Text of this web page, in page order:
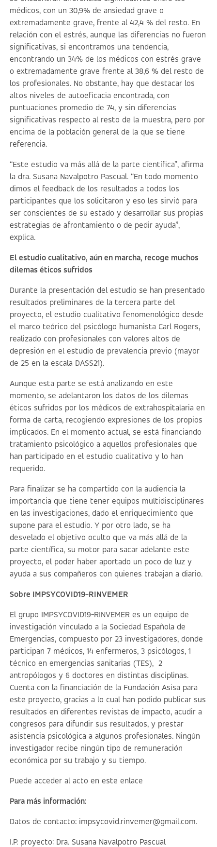
médicos, con un 30,9% de ansiedad grave o
extremadamente grave, frente al 42,4 % del resto. En
relación con el estrés, aunque las diferencias no fueron
significativas, si encontramos una tendencia,
encontrando un 34% de los médicos con estrés grave
o extremadamente grave frente al 38,6 % del resto de
los profesionales. No obstante, hay que destacar los
altos niveles de autoeficacia encontrada, con
puntuaciones promedio de 74, y sin diferencias
significativas respecto al resto de la muestra, pero por
encima de la población general de la que se tiene
referencia.
“Este estudio va más allá de la parte científica”, afirma
la dra. Susana Navalpotro Pascual. “En todo momento
dimos el feedback de los resultados a todos los
participantes que los solicitaron y eso les sirvió para
ser conscientes de su estado y desarrollar sus propias
estrategias de afrontamiento o de pedir ayuda”,
explica.
El estudio cualitativo, aún en marcha, recoge muchos
dilemas éticos sufridos
Durante la presentación del estudio se han presentado
resultados preliminares de la tercera parte del
proyecto, el estudio cualitativo fenomenológico desde
el marco teórico del psicólogo humanista Carl Rogers,
realizado con profesionales con valores altos de
depresión en el estudio de prevalencia previo (mayor
de 25 en la escala DASS21).
Aunque esta parte se está analizando en este
momento, se adelantaron los datos de los dilemas
éticos sufridos por los médicos de extrahospitalaria en
forma de carta, recogiendo expresiones de los propios
implicados. En el momento actual, se está financiando
tratamiento psicológico a aquellos profesionales que
han participado en el estudio cualitativo y lo han
requerido.
Para finalizar se ha compartido con la audiencia la
importancia que tiene tener equipos multidisciplinares
en las investigaciones, dado el enriquecimiento que
supone para el estudio. Y por otro lado, se ha
desvelado el objetivo oculto que va más allá de la
parte científica, su motor para sacar adelante este
proyecto, el poder haber aportado un poco de luz y
ayuda a sus compañeros con quienes trabajan a diario.
Sobre IMPSYCOVID19-RINVEMER
El grupo IMPSYCOVID19-RINVEMER es un equipo de
investigación vinculado a la Sociedad Española de
Emergencias, compuesto por 23 investigadores, donde
participan 7 médicos, 14 enfermeros, 3 psicólogos, 1
técnico en emergencias sanitarias (TES), 2
antropólogos y 6 doctores en distintas disciplinas.
Cuenta con la financiación de la Fundación Asisa para
este proyecto, gracias a lo cual han podido publicar sus
resultados en diferentes revistas de impacto, acudir a
congresos para difundir sus resultados, y prestar
asistencia psicológica a algunos profesionales. Ningún
investigador recibe ningún tipo de remuneración
económica por su trabajo y su tiempo.
Puede acceder al acto en este enlace
Para más información:
Datos de contacto: impsycovid.rinvemer@gmail.com.
I.P. proyecto: Dra. Susana Navalpotro Pascual